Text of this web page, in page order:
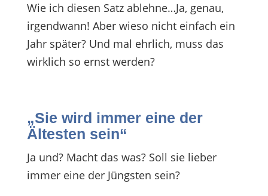
Wie ich diesen Satz ablehne…Ja, genau,
irgendwann! Aber wieso nicht einfach ein
Jahr später? Und mal ehrlich, muss das
wirklich so ernst werden?
„Sie wird immer eine der
Ältesten sein“
Ja und? Macht das was? Soll sie lieber
immer eine der Jüngsten sein?